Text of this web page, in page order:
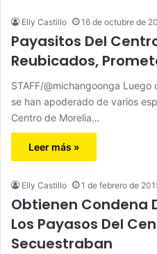
Elly Castillo 16 de octubre de
Payasitos Del
Reubicados,
STAFF/@michangoonga Luego
se han apoderado de varios
Centro de Morelia…
Leer más »
Elly Castillo 1 de febrero de
Obtienen Condena
Los Payasos Del
Secuestraban